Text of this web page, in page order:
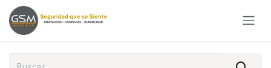
Ir al contenido